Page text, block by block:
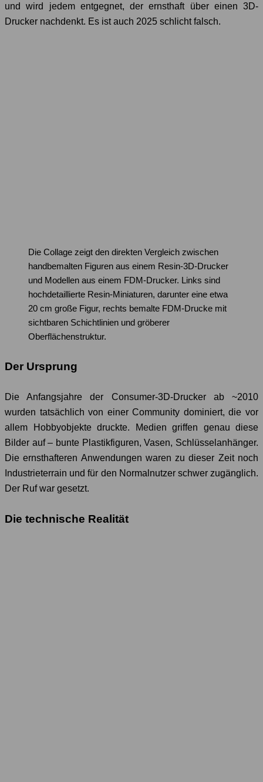
und wird jedem entgegnet, der ernsthaft über einen 3D-
Drucker nachdenkt. Es ist auch 2025 schlicht falsch.
Die Collage zeigt den direkten Vergleich zwischen
handbemalten Figuren aus einem Resin-3D-Drucker
und Modellen aus einem FDM-Drucker. Links sind
hochdetaillierte Resin-Miniaturen, darunter eine etwa
20 cm große Figur, rechts bemalte FDM-Drucke mit
sichtbaren Schichtlinien und gröberer
Oberflächenstruktur.
Der Ursprung
Die Anfangsjahre der Consumer-3D-Drucker ab ~2010
wurden tatsächlich von einer Community dominiert, die vor
allem Hobbyobjekte druckte. Medien griffen genau diese
Bilder auf – bunte Plastikfiguren, Vasen, Schlüsselanhänger.
Die ernsthafteren Anwendungen waren zu dieser Zeit noch
Industrieterrain und für den Normalnutzer schwer zugänglich.
Der Ruf war gesetzt.
Die technische Realität